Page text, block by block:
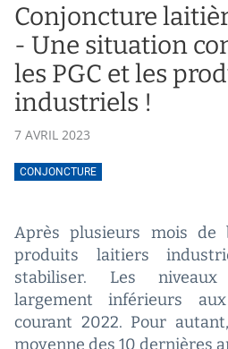
Conjoncture
- Une situation
les PGC et les
industriels !
7 AVRIL 2023
CONJONCTURE
Après plusieurs mois de
produits laitiers
stabiliser. Les niveaux
largement inférieurs
courant 2022. Pour
moyenne des 10 dernières